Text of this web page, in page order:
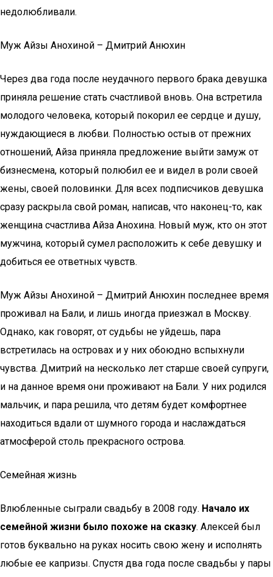
недолюбливали.
Муж Айзы Анохиной – Дмитрий Анюхин
Через два года после неудачного первого брака девушка
приняла решение стать счастливой вновь. Она встретила
молодого человека, который покорил ее сердце и душу,
нуждающиеся в любви. Полностью остыв от прежних
отношений, Айза приняла предложение выйти замуж от
бизнесмена, который полюбил ее и видел в роли своей
жены, своей половинки. Для всех подписчиков девушка
сразу раскрыла свой роман, написав, что наконец-то, как
женщина счастлива Айза Анохина. Новый муж, кто он этот
мужчина, который сумел расположить к себе девушку и
добиться ее ответных чувств.
Муж Айзы Анохиной – Дмитрий Анюхин последнее время
проживал на Бали, и лишь иногда приезжал в Москву.
Однако, как говорят, от судьбы не уйдешь, пара
встретилась на островах и у них обоюдно вспыхнули
чувства. Дмитрий на несколько лет старше своей супруги,
и на данное время они проживают на Бали. У них родился
мальчик, и пара решила, что детям будет комфортнее
находиться вдали от шумного города и наслаждаться
атмосферой столь прекрасного острова.
Семейная жизнь
Влюбленные сыграли свадьбу в 2008 году. Начало их
семейной жизни было похоже на сказку. Алексей был
готов буквально на руках носить свою жену и исполнять
любые ее капризы. Спустя два года после свадьбы у пары